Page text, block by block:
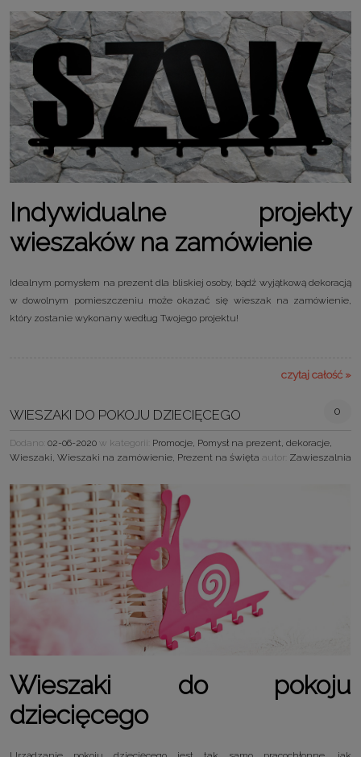
Indywidualne projekty
wieszaków na zamówienie
Idealnym pomysłem na prezent dla bliskiej osoby, bądź wyjątkową dekoracją
w dowolnym pomieszczeniu może okazać się wieszak na zamówienie,
który zostanie wykonany według Twojego projektu!
czytaj całość »
WIESZAKI DO POKOJU DZIECIĘCEGO 0
Dodano: 02-06-2020 w kategorii: Promocje, Pomysł na prezent, dekoracje,
Wieszaki, Wieszaki na zamówienie, Prezent na święta autor: Zawieszalnia
Wieszaki do pokoju
dziecięcego